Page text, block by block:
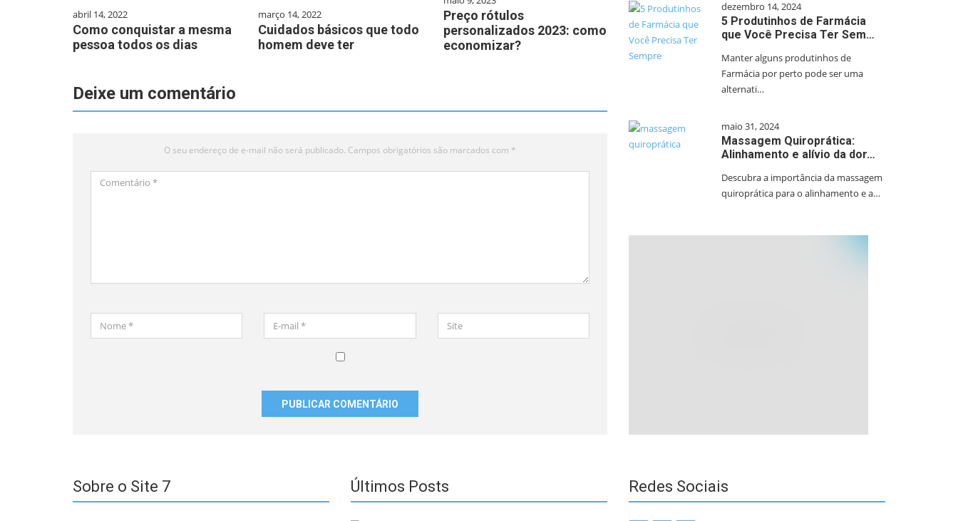
abril 14, 2022
Como conquistar a mesma
pessoa todos os dias
março 14, 2022
Cuidados básicos que todo
homem deve ter
Preço rótulos
personalizados 2023: como
economizar?
Deixe um comentário
O seu endereço de e-mail não será publicado. Campos obrigatórios são marcados com *
Comentário
*
mail
próxima
dezembro 14, 2024
5 Produtinhos de Farmácia
que Você Precisa Ter Sem…
Manter alguns produtinhos de
Farmácia por perto pode ser uma
alternati…
maio 31, 2024
Massagem Quiroprática:
Alinhamento e alívio da dor…
Descubra a importância da massagem
quiroprática para o alinhamento e a…
Sobre o Site 7 Últimos Posts Redes Sociais